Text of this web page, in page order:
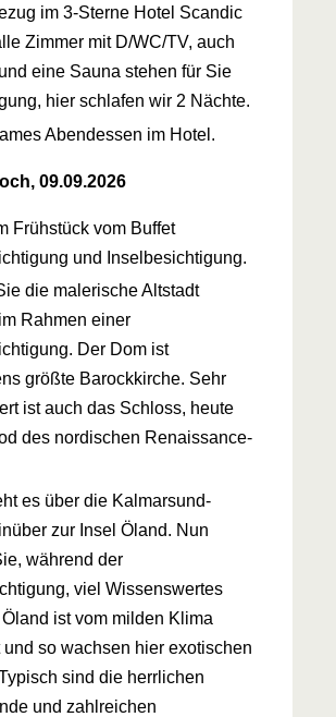
im 3-Sterne Hotel Scandic
Zimmer mit D/WC/TV, auch
eine Sauna stehen für Sie
hier schlafen wir 2 Nächte.
Abendessen im Hotel.
09.09.2026
Frühstück vom Buffet
und Inselbesichtigung.
die malerische Altstadt
Rahmen einer
Der Dom ist
größte Barockkirche. Sehr
ist auch das Schloss, heute
des nordischen Renaissance-
es über die Kalmarsund-
zur Insel Öland. Nun
während der
viel Wissenswertes
ist vom milden Klima
so wachsen hier exotischen
sind die herrlichen
und zahlreichen